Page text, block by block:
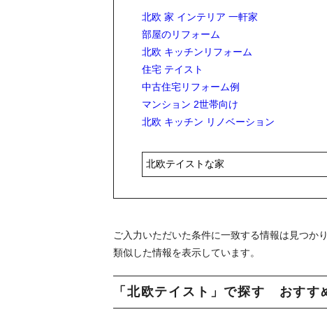
北欧 家 インテリア 一軒家
部屋のリフォーム
北欧 キッチンリフォーム
住宅 テイスト
中古住宅リフォーム例
マンション 2世帯向け
北欧 キッチン リノベーション
ご入力いただいた条件に一致する情報は見つか
類似した情報を表示しています。
「北欧テイスト」で探す おすす